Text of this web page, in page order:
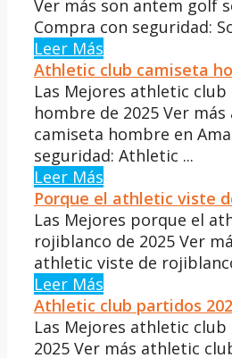
Ver más son antem golf
Compra con seguridad:
Leer Más
Athletic club camiseta
Las Mejores athletic club
hombre de 2025 Ver
camiseta hombre en
seguridad: Athletic ...
Leer Más
Porque el athletic viste
Las Mejores porque el
rojiblanco de 2025 Ver
athletic viste de
Leer Más
Athletic club partidos
Las Mejores athletic
2025 Ver más athletic